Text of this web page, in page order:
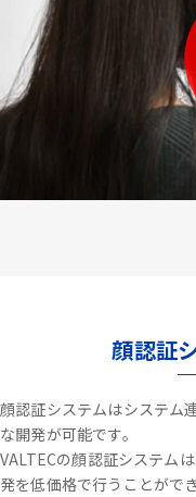
顔認証
顔認証システムはシステム
な開発が可能です。
VALTECの顔認証システム
発を低価格で行うことができ